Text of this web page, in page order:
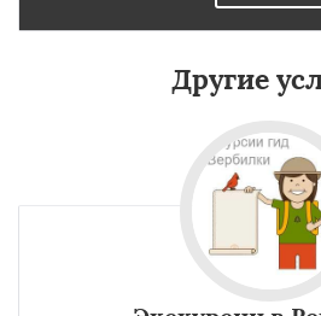
Работаем по
регионам
Жилево
Зеленоградск
Лесной Городок
Лопатино
Малаховка Менделеевск
Некрасовское Обухово
Другие
УЗНАТЬ